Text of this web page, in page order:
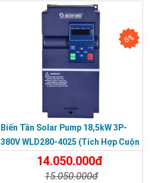
6%
Biến Tần Solar Pump 18,5kW 3P-
380V WLD280-4025 (tích Hợp Cuộn
Kháng DC)14.050.000đ
15.050.000đ